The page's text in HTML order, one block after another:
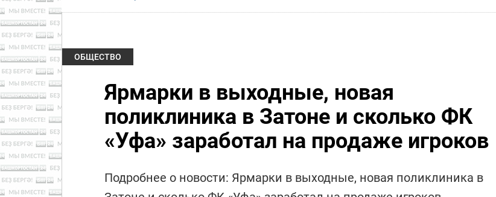
ОБЩЕСТВО
Ярмарки в выходные, новая
поликлиника в Затоне и сколько ФК
«Уфа» заработал на продаже игроков
Подробнее о новости: Ярмарки в выходные, новая поликлиника в